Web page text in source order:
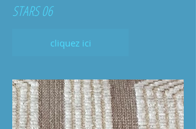
STARS 06
cliquez ici